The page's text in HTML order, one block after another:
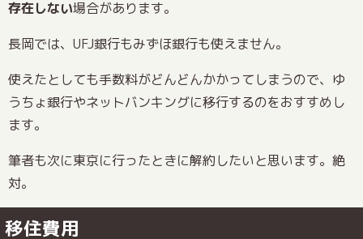
存在しない場合があります。
長岡では、UFJ銀行もみずほ銀行も使えません。
使えたとしても手数料がどんどんかかってしまうので、ゆ
うちょ銀行やネットバンキングに移行するのをおすすめし
ます。
筆者も次に東京に行ったときに解約したいと思います。絶
対。
移住費用